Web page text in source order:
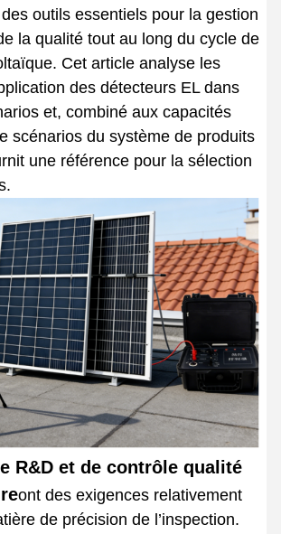
outils essentiels pour la gestion
la qualité tout au long du cycle de
Cet article analyse les
des détecteurs EL dans
et, combiné aux capacités
scénarios du système de produits
une référence pour la sélection
R&D et de contrôle qualité
ont des exigences relativement
de précision de l’inspection.